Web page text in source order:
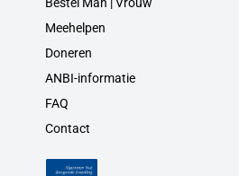
Meehelpen
Doneren
ANBI-informatie
FAQ
Contact